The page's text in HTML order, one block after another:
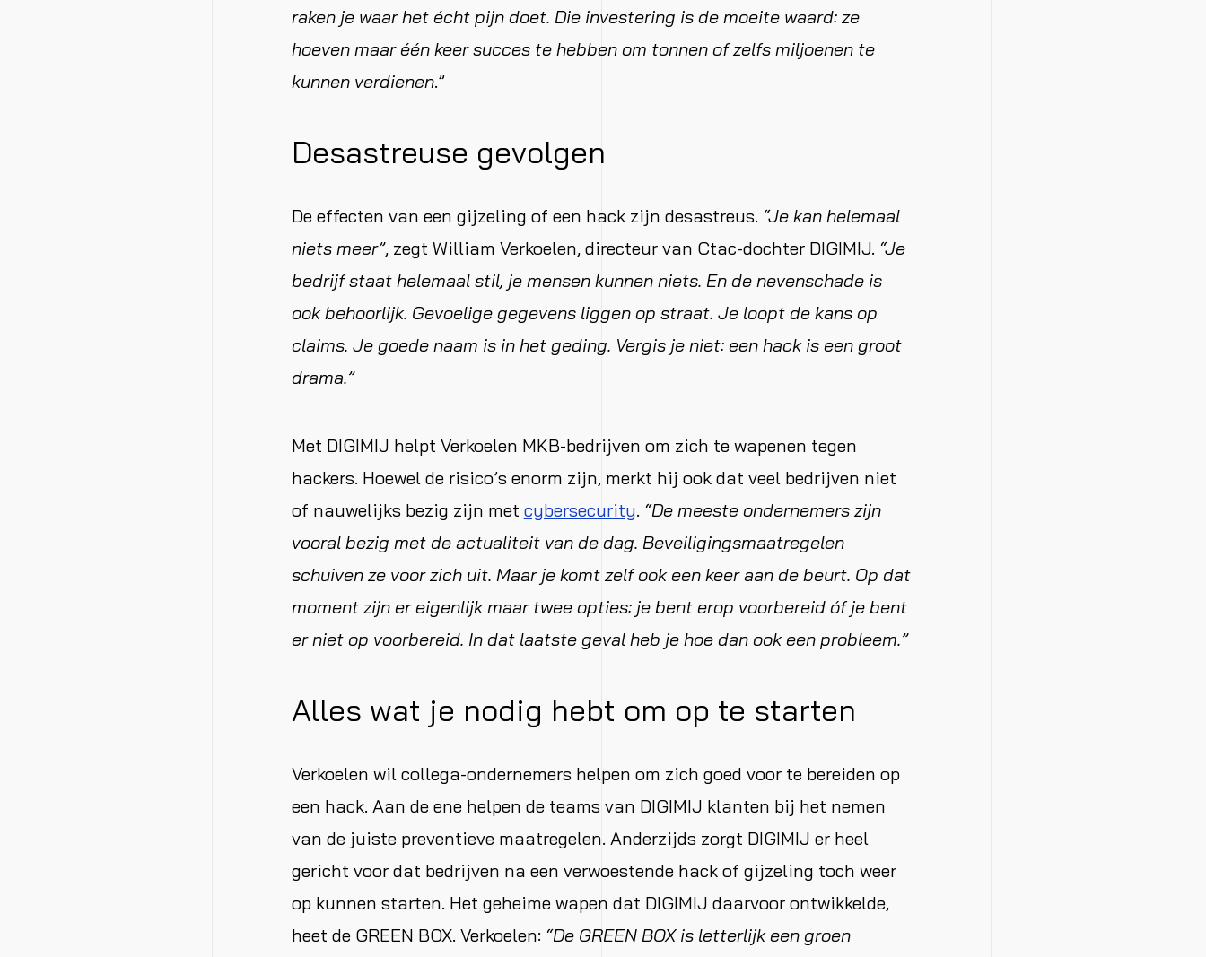
raken je waar het écht pijn doet. Die investering is de moeite waard: ze
hoeven maar één keer succes te hebben om tonnen of zelfs miljoenen te
kunnen verdienen.”
Desastreuse gevolgen
De effecten van een gijzeling of een hack zijn desastreus. “Je kan helemaal
niets meer”, zegt William Verkoelen, directeur van Ctac-dochter DIGIMIJ. “Je
bedrijf staat helemaal stil, je mensen kunnen niets. En de nevenschade is
ook behoorlijk. Gevoelige gegevens liggen op straat. Je loopt de kans op
claims. Je goede naam is in het geding. Vergis je niet: een hack is een groot
drama.”
Met DIGIMIJ helpt Verkoelen MKB-bedrijven om zich te wapenen tegen
hackers. Hoewel de risico’s enorm zijn, merkt hij ook dat veel bedrijven niet
of nauwelijks bezig zijn met cybersecurity. “De meeste ondernemers zijn
vooral bezig met de actualiteit van de dag. Beveiligingsmaatregelen
schuiven ze voor zich uit. Maar je komt zelf ook een keer aan de beurt. Op dat
moment zijn er eigenlijk maar twee opties: je bent erop voorbereid óf je bent
er niet op voorbereid. In dat laatste geval heb je hoe dan ook een probleem.”
Alles wat je nodig hebt om op te starten
Verkoelen wil collega-ondernemers helpen om zich goed voor te bereiden op
een hack. Aan de ene helpen de teams van DIGIMIJ klanten bij het nemen
van de juiste preventieve maatregelen. Anderzijds zorgt DIGIMIJ er heel
gericht voor dat bedrijven na een verwoestende hack of gijzeling toch weer
op kunnen starten. Het geheime wapen dat DIGIMIJ daarvoor ontwikkelde,
heet de GREEN BOX. Verkoelen: “De GREEN BOX is letterlijk een groen